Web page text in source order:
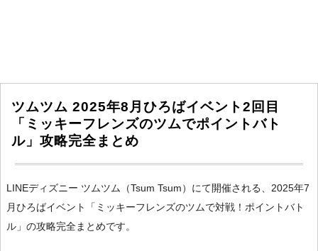
ツムツム 2025年8月ひろばイベント2回目
「ミッキーフレンズのツムでポイントバト
ル」攻略完全まとめ
LINEディズニー ツムツム（Tsum Tsum）にて開催される、2025年7
月ひろばイベント「ミッキーフレンズのツムで対戦！ポイントバト
ル」の攻略完全まとめです。